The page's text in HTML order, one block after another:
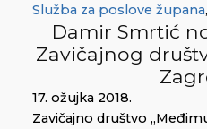
Služba za poslove župana,
Damir Smrtić
Zavičajnog
17. ožujka 2018.
Zavičajno društvo